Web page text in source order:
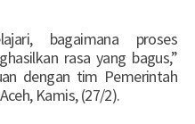
bagaimana proses
rasa yang bagus,”
dengan tim Pemerintah
Kamis, (27/2).